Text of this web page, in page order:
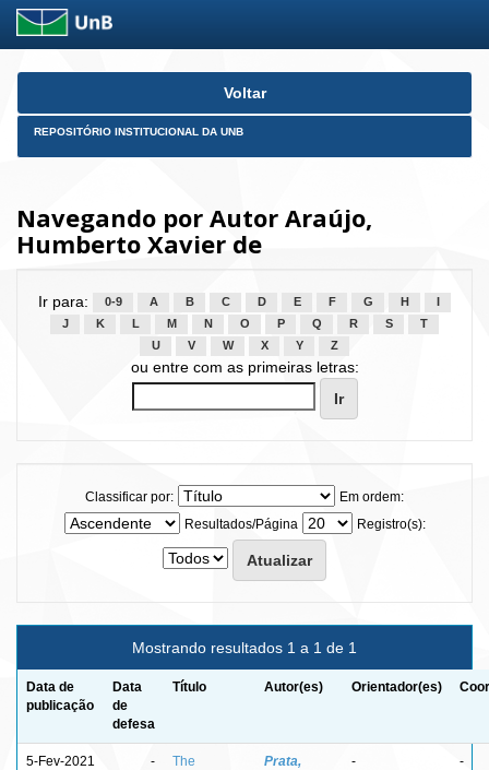
Skip
Voltar
REPOSITÓRIO INSTITUCIONAL DA UNB
Navegando por Autor Araújo,
Humberto Xavier de
Ir para: 0-9 A B C D E F G H
J
K L M N O P Q R S
T
U
V W X Y Z
ou entre com as primeiras letras:
Classificar por:
Em ordem:
Resultados/Página
Registro(s):
Mostrando resultados 1 a 1 de 1
Data de
publicação
Data
de
defesa
Título Autor(es) Orientador(es)
5-Fev-2021 -
The
Prata,
- -